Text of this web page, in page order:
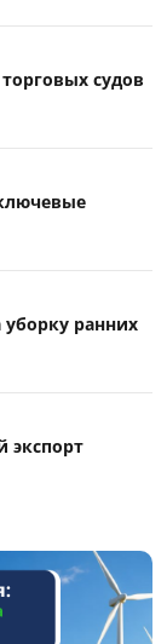
судов
ранних
экспорт